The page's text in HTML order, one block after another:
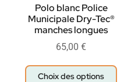
Polo blanc Police
Municipale Dry-Tec®
manches longues
65,00 €
Choix des options